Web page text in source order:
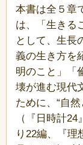
本書は全５章
は、「生きる
として、生長
義の生き方を
明のこと」「
壊が進む現代
ために、“自
（『日時計
り22編、『理